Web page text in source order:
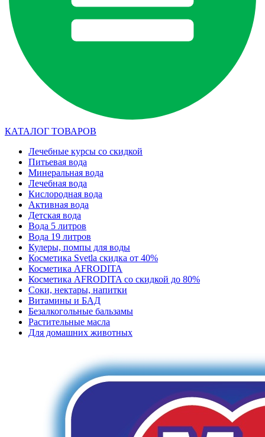
КАТАЛОГ ТОВАРОВ
Лечебные курсы со скидкой
Питьевая вода
Минеральная вода
Лечебная вода
Кислородная вода
Активная вода
Детская вода
Вода 5 литров
Вода 19 литров
Кулеры, помпы для воды
Косметика Svetla скидка от 40%
Косметика AFRODITA
Косметика AFRODITA со скидкой до 80%
Соки, нектары, напитки
Витамины и БАД
Безалкогольные бальзамы
Растительные масла
Для домашних животных